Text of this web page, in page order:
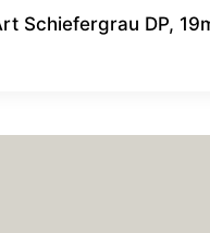
Schiefergrau DP,